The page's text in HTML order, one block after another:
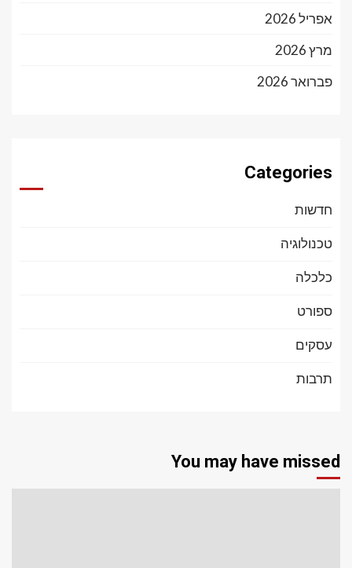
אפריל 2026
מרץ 2026
פברואר 2026
Categories
חדשות
טכנולוגיה
כלכלה
ספורט
עסקים
תרבות
You may have missed